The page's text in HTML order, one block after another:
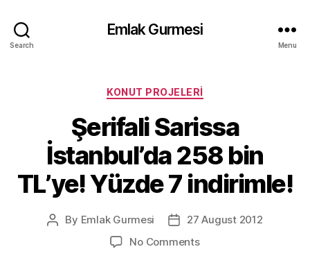
Search
Emlak Gurmesi
Menu
Categories
KONUT PROJELERI
Şerifali Sarissa
İstanbul’da 258 bin
TL’ye! Yüzde 7 indirimle!
Post
By Emlak Gurmesi
Post27 August 2012
No Commentson